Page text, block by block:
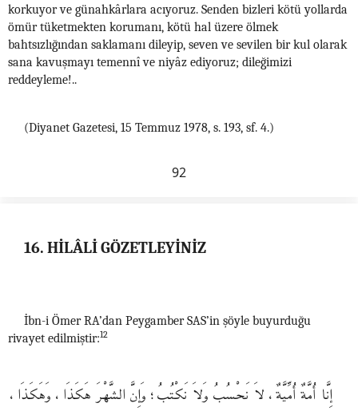
korkuyor ve günahkârlara acıyoruz. Senden bizleri kötü yollarda
ömür tüketmekten korumanı, kötü hal üzere ölmek
bahtsızlığından saklamanı dileyip, seven ve sevilen bir kul olarak
sana kavuşmayı temennî ve niyâz ediyoruz; dileğimizi
reddeyleme!..
(Diyanet Gazetesi, 15 Temmuz 1978, s. 193, sf. 4.)
92
16. HİLÂLİ GÖZETLEYİNİZ
İbn-i Ömer RA’dan Peygamber SAS’in şöyle buyurduğu
rivayet edilmiştir:12
إِنَّا أُمَّةٌ أُمِّيَّةٌ، لاَ نَحْسُبُ وَلاَ نَكْتُبُ؛ وَإِنَّ الشَّهْرَ هَكَذَا، وَهَكَذَا،